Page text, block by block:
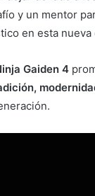
y un mentor
en esta nueva
Gaiden 4